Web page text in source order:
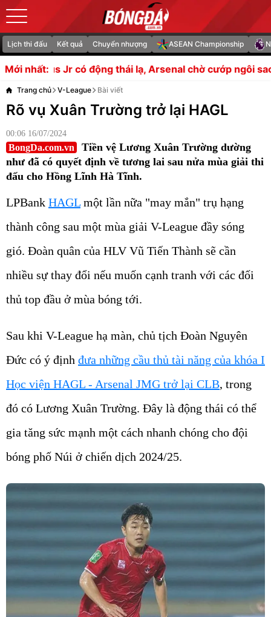
Lịch thi đấu Kết quả Chuyển nhượng ASEAN Championship
Mới nhất:
thái lạ, Arsenal chờ cướp ngôi sao Real Spurs sắp
Trang chủ V-League Bài viết
Rõ vụ Xuân Trường trở lại HAGL
00:06 16/07/2024
BongDa.com.vn
Tiền vệ Lương Xuân Trường dường
như đã có quyết định về tương lai sau nửa mùa giải thi
đấu cho Hồng Lĩnh Hà Tĩnh.
LPBank HAGL một lần nữa "may mắn" trụ hạng
thành công sau một mùa giải V-League đầy sóng
gió. Đoàn quân của HLV Vũ Tiến Thành sẽ cần
nhiều sự thay đổi nếu muốn cạnh tranh với các đối
thủ top đầu ở mùa bóng tới.
Sau khi V-League hạ màn, chủ tịch Đoàn Nguyên
Đức có ý định đưa những cầu thủ tài năng của khóa I
Học viện HAGL - Arsenal JMG trở lại CLB, trong
đó có Lương Xuân Trường. Đây là động thái có thể
gia tăng sức mạnh một cách nhanh chóng cho đội
bóng phố Núi ở chiến dịch 2024/25.